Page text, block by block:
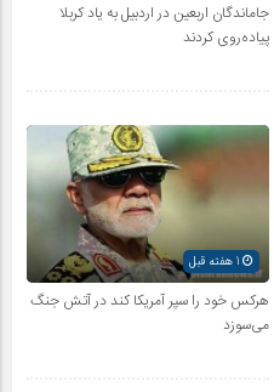
جاماندگان اربعین در اردبیل به یاد کربلا
پیاده‌روی کردند
هرکس خود را سپر آمریکا کند در آتش جنگ
می‌سوزد